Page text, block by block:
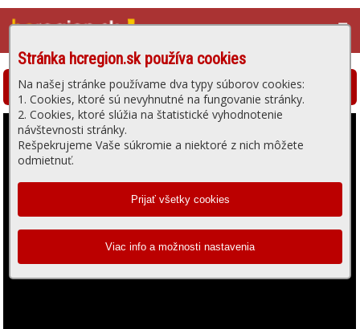
☰
Stránka hcregion.sk používa cookies
Na našej stránke používame dva typy súborov cookies:
1. Cookies, ktoré sú nevyhnutné na fungovanie stránky.
2. Cookies, ktoré slúžia na štatistické vyhodnotenie
návštevnosti stránky.
Rešpekrujeme Vaše súkromie a niektoré z nich môžete
odmietnuť.
Hlohovská televízia - prehrávanie videa